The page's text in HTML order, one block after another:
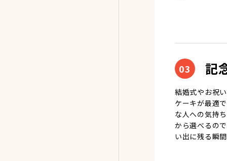
03 記
結婚式やお祝
ケーキが最適
な人への気持
から選べるの
い出に残る瞬